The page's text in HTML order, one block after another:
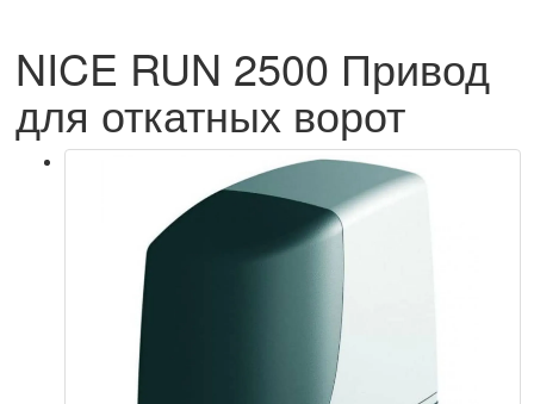
NICE RUN 2500 Привод
для откатных ворот